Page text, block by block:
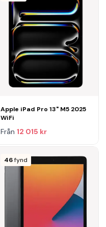
Apple iPad Pro 13" M5 2025
WiFi
Från 12 015 kr
46 fynd